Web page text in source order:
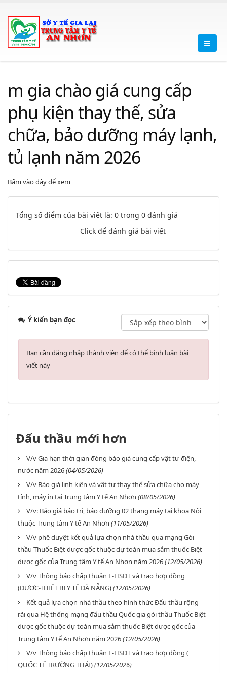
m gia chào giá cung cấp
phụ kiện thay thế, sửa
chữa, bảo dưỡng máy lạnh,
tủ lạnh năm 2026
Bấm vào đây để xem
Tổng số điểm của bài viết là: 0 trong 0 đánh giá
Click để đánh giá bài viết
Ý kiến bạn đọc
Bạn cần đăng nhập thành viên để có thể bình luận bài
viết này
Đấu thầu mới hơn
V/v Gia hạn thời gian đóng báo giá cung cấp vật tư điện,
nước năm 2026(04/05/2026)
V/v Báo giá linh kiện và vật tư thay thế sửa chữa cho máy
tính, máy in tại Trung tâm Y tế An Nhơn (08/05/2026)
V/v: Báo giá bảo trì, bảo dưỡng 02 thang máy tại khoa Nội
thuộc Trung tâm Y tế An Nhơn (11/05/2026)
V/v phê duyệt kết quả lựa chọn nhà thầu qua mạng Gói
thầu Thuốc Biệt dược gốc thuộc dự toán mua sắm thuốc Biệt
dược gốc của Trung tâm Y tế An Nhơn năm 2026(12/05/2026)
V/v Thông báo chấp thuận E-HSDT và trao hợp đồng
(DƯỢC-THIẾT BỊ Y TẾ ĐÀ NẴNG)(12/05/2026)
Kết quả lựa chọn nhà thầu theo hình thức Đấu thầu rộng
rãi qua Hệ thống mạng đấu thầu Quốc gia gói thầu Thuốc Biệt
dược gốc thuộc dự toán mua sắm thuốc Biệt dược gốc của
Trung tâm Y tế An Nhơn năm 2026(12/05/2026)
V/v Thông báo chấp thuận E-HSDT và trao hợp đồng (
QUỐC TẾ TRƯỜNG THÁI)(12/05/2026)